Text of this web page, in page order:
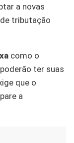
a novas
tributação
como o
ter suas
que o
a